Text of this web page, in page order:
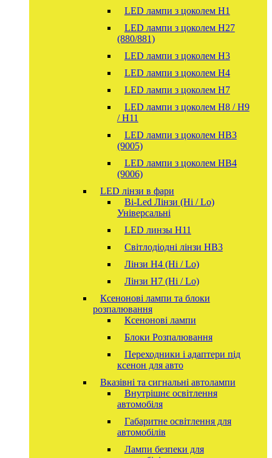
LED лампи з цоколем H1
LED лампи з цоколем H27
(880/881)
LED лампи з цоколем H3
LED лампи з цоколем H4
LED лампи з цоколем H7
LED лампи з цоколем H8 / H9
/ H11
LED лампи з цоколем HB3
(9005)
LED лампи з цоколем HB4
(9006)
LED лінзи в фари
Bi-Led Лінзи (Hi / Lo)
Універсальні
LED линзы H11
Світлодіодні лінзи HB3
Лінзи Н4 (Hi / Lo)
Лінзи Н7 (Hi / Lo)
Ксенонові лампи та блоки
розпалювання
Ксенонові лампи
Блоки Розпалювання
Переходники і адаптери під
ксенон для авто
Вказівні та сигнальні автолампи
Внутрішнє освітлення
автомобіля
Габаритне освітлення для
автомобілів
Лампи безпеки для